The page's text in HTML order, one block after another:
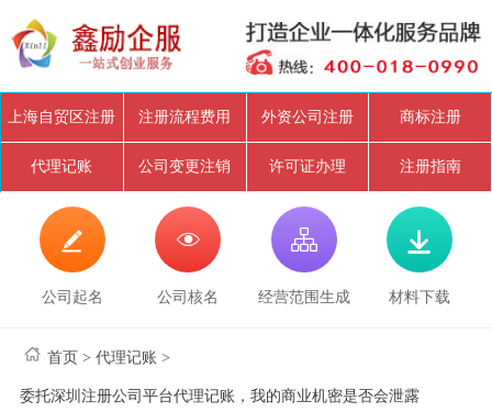
上海自贸区注册 注册流程费用 外资公司注册 商标注册
代理记账 公司变更注销 许可证办理 注册指南

公司起名

公司核名

经营范围生成

材料下载
首页 >代理记账 >
委托深圳注册公司平台代理记账，我的商业机密是否会泄露